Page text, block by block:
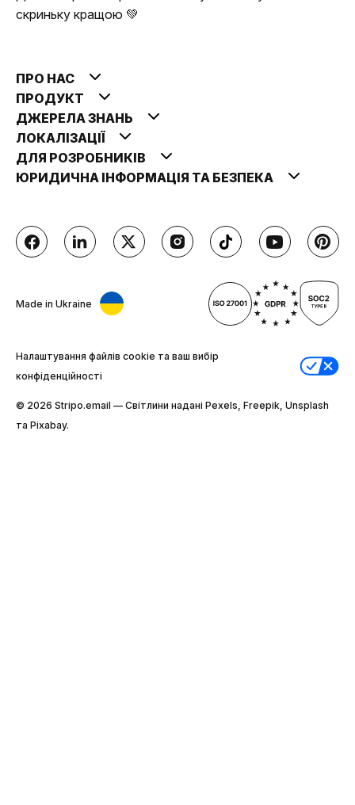
скриньку кращою 💚
ПРО НАС
ПРОДУКТ
ДЖЕРЕЛА ЗНАНЬ
ЛОКАЛІЗАЦІЇ
ДЛЯ РОЗРОБНИКІВ
ЮРИДИЧНА ІНФОРМАЦІЯ ТА БЕЗПЕКА
Made in Ukraine
Налаштування файлів cookie та ваш вибір
конфіденційності
© 2026 Stripо.email — Світлини надані Pexels, Freepik, Unsplash
та Pixabay.